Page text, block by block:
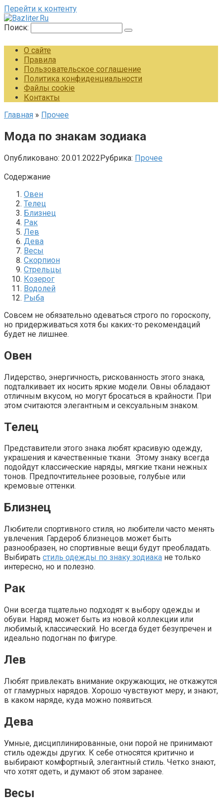
Перейти к контенту
Поиск:
О сайте
Правила
Пользовательское соглашение
Политика конфиденциальности
Файлы cookie
Контакты
Главная » Прочее
Мода по знакам зодиака
Опубликовано: 20.01.2022Рубрика: Прочее
Содержание
Овен
Телец
Близнец
Рак
Лев
Дева
Весы
Скорпион
Стрельцы
Козерог
Водолей
Рыба
Совсем не обязательно одеваться строго по гороскопу,
но придерживаться хотя бы каких-то рекомендаций
будет не лишнее.
Овен
Лидерство, энергичность, рискованность этого знака,
подталкивает их носить яркие модели. Овны обладают
отличным вкусом, но могут бросаться в крайности. При
этом считаются элегантным и сексуальным знаком.
Телец
Представители этого знака любят красивую одежду,
украшения и качественные ткани. Этому знаку всегда
подойдут классические наряды, мягкие ткани нежных
тонов. Предпочтительнее розовые, голубые или
кремовые оттенки.
Близнец
Любители спортивного стиля, но любители часто менять
увлечения. Гардероб близнецов может быть
разнообразен, но спортивные вещи будут преобладать.
Выбирать стиль одежды по знаку зодиака не только
интересно, но и полезно.
Рак
Они всегда тщательно подходят к выбору одежды и
обуви. Наряд может быть из новой коллекции или
любимый, классический. Но всегда будет безупречен и
идеально подогнан по фигуре.
Лев
Любят привлекать внимание окружающих, не откажутся
от гламурных нарядов. Хорошо чувствуют меру, и знают,
в каком наряде, куда можно появиться.
Дева
Умные, дисциплинированные, они порой не принимают
стиль одежды других. К себе относятся критично и
выбирают комфортный, элегантный стиль. Четко знают,
что хотят одеть, и думают об этом заранее.
Весы